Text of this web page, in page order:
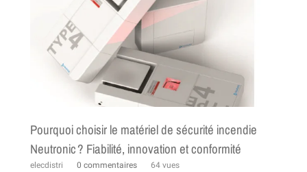
Pourquoi choisir le matériel de sécurité incendie
Neutronic ? Fiabilité, innovation et conformité
elecdistri 0 commentaires
64 vues